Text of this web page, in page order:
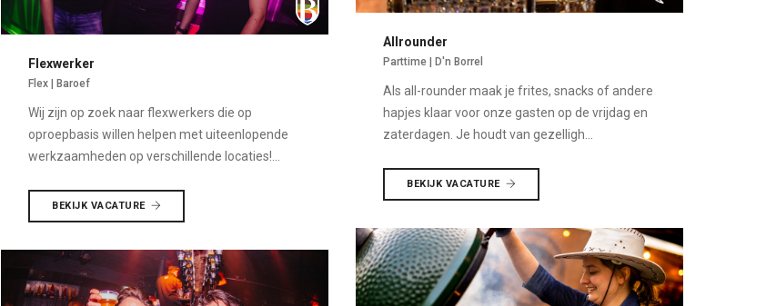
Allrounder
Parttime | D'n Borrel
Als all-rounder maak je frites, snacks of andere
hapjes klaar voor onze gasten op de vrijdag en
zaterdagen. Je houdt van gezelligh...
BEKIJK VACATURE
Flexwerker
Flex | Baroef
Wij zijn op zoek naar flexwerkers die op
oproepbasis willen helpen met uiteenlopende
werkzaamheden op verschillende locaties!...
BEKIJK VACATURE